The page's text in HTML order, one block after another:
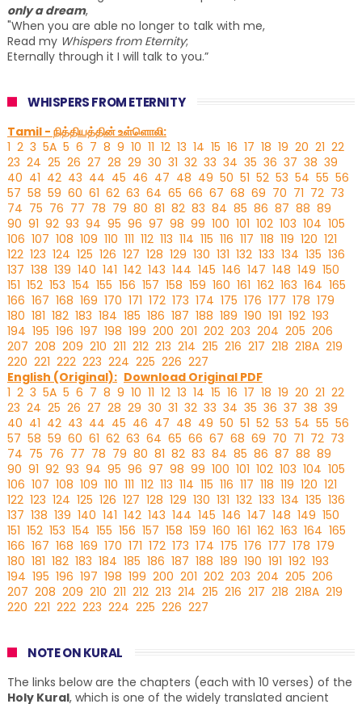
only a dream,
"When you are able no longer to talk with me,
Read my Whispers from Eternity;
Eternally through it I will talk to you.”
WHISPERS FROM ETERNITY
Tamil - நித்தியத்தின் உள்ளொலி:
1 2 3 5A 5 6 7 8 9 10 11 12 13 14 15 16 17 18 19 20 21 22
23 24 25 26 27 28 29 30 31 32 33 34 35 36 37 38 39
40 41 42 43 44 45 46 47 48 49 50 51 52 53 54 55 56
57 58 59 60 61 62 63 64 65 66 67 68 69 70 71 72 73
74 75 76 77 78 79 80 81 82 83 84 85 86 87 88 89
90 91 92 93 94 95 96 97 98 99 100 101 102 103 104 105
106 107 108 109 110 111 112 113 114 115 116 117 118 119 120 121
122 123 124 125 126 127 128 129 130 131 132 133 134 135 136
137 138 139 140 141 142 143 144 145 146 147 148 149 150
151 152 153 154 155 156 157 158 159 160 161 162 163 164 165
166 167 168 169 170 171 172 173 174 175 176 177 178 179
180 181 182 183 184 185 186 187 188 189 190 191 192 193
194 195 196 197 198 199 200 201 202 203 204 205 206
207 208 209 210 211 212 213 214 215 216 217 218 218A 219
220 221 222 223 224 225 226 227
English (Original): Download Original PDF
1 2 3 5A 5 6 7 8 9 10 11 12 13 14 15 16 17 18 19 20 21 22
23 24 25 26 27 28 29 30 31 32 33 34 35 36 37 38 39
40 41 42 43 44 45 46 47 48 49 50 51 52 53 54 55 56
57 58 59 60 61 62 63 64 65 66 67 68 69 70 71 72 73
74 75 76 77 78 79 80 81 82 83 84 85 86 87 88 89
90 91 92 93 94 95 96 97 98 99 100 101 102 103 104 105
106 107 108 109 110 111 112 113 114 115 116 117 118 119 120 121
122 123 124 125 126 127 128 129 130 131 132 133 134 135 136
137 138 139 140 141 142 143 144 145 146 147 148 149 150
151 152 153 154 155 156 157 158 159 160 161 162 163 164 165
166 167 168 169 170 171 172 173 174 175 176 177 178 179
180 181 182 183 184 185 186 187 188 189 190 191 192 193
194 195 196 197 198 199 200 201 202 203 204 205 206
207 208 209 210 211 212 213 214 215 216 217 218 218A 219
220 221 222 223 224 225 226 227
NOTE ON KURAL
The links below are the chapters (each with 10 verses) of the
Holy Kural, which is one of the widely translated ancient